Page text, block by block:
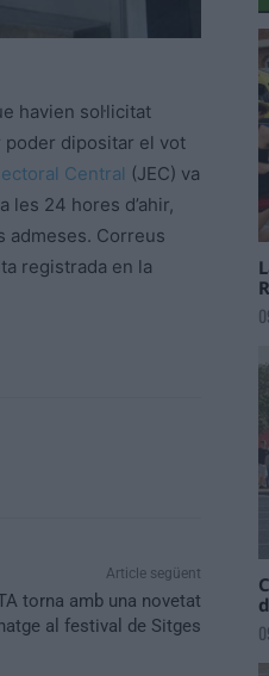
havien sol·licitat
poder dipositar el vot
Central (JEC) va
les 24 hores d’ahir,
admeses. Correus
registrada en la
Article següent
torna amb una novetat
al festival de Sitges